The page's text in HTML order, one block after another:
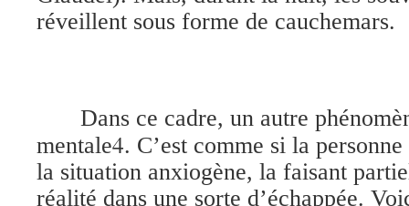
réveillent sous forme de cauchemars.
Dans ce cadre, un autre
mentale4. C’est comme si la
la situation anxiogène, la faisant
réalité dans une sorte d’échappée.